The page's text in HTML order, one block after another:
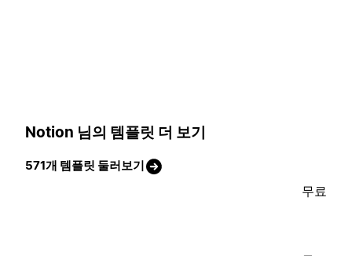
Notion 님의 템플릿 더 보기
571개 템플릿 둘러보기
무료